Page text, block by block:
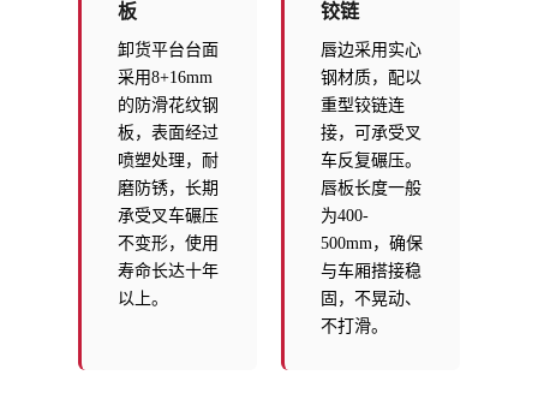
板
卸货平台台面
采用8+16mm
的防滑花纹钢
板，表面经过
喷塑处理，耐
磨防锈，长期
承受叉车碾压
不变形，使用
寿命长达十年
以上。
铰链
唇边采用实心
钢材质，配以
重型铰链连
接，可承受叉
车反复碾压。
唇板长度一般
为400-
500mm，确保
与车厢搭接稳
固，不晃动、
不打滑。